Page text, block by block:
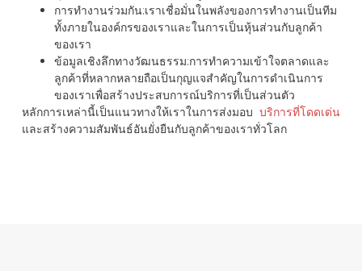
การทำงานร่วมกัน:เราเชื่อมั่นในพลังของการทำงานเป็นทีม
ทั้งภายในองค์กรของเราและในการเป็นหุ้นส่วนกับลูกค้า
ของเรา
ข้อมูลเชิงลึกทางวัฒนธรรม:การทำความเข้าใจตลาดและ
ลูกค้าที่หลากหลายถือเป็นกุญแจสำคัญในการดำเนินการ
ของเราเพื่อสร้างประสบการณ์บริการที่เป็นส่วนตัว
หลักการเหล่านี้เป็นแนวทางให้เราในการส่งมอบบริการที่โดดเด่น
และสร้างความสัมพันธ์อันยั่งยืนกับลูกค้าของเราทั่วโลก